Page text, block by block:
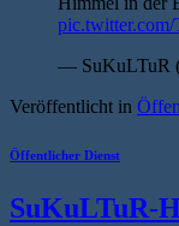
— SuKuLTuR
Veröffentlicht in
Öffentlicher Dienst
SuKuLTuR-